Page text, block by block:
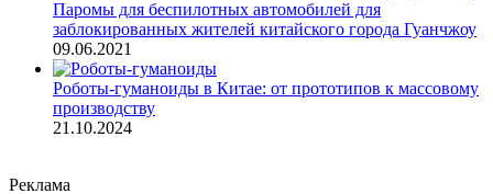
Паромы для беспилотных автомобилей для
заблокированных жителей китайского города Гуанчжоу
09.06.2021
Роботы-гуманоиды в Китае: от прототипов к массовому
производству
21.10.2024
Реклама